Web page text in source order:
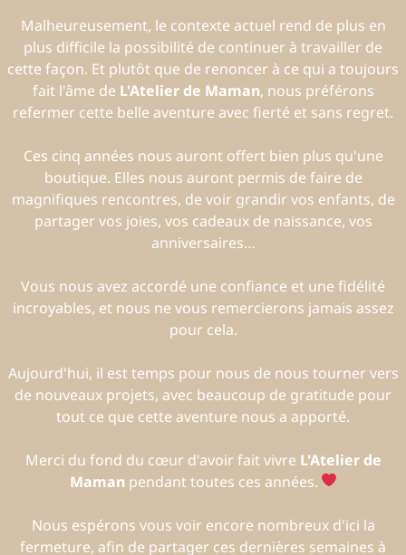
Malheureusement, le contexte actuel rend de plus en
plus difficile la possibilité de continuer à travailler de
cette façon. Et plutôt que de renoncer à ce qui a toujours
fait l'âme de L'Atelier de Maman, nous préférons
refermer cette belle aventure avec fierté et sans regret.
Ces cinq années nous auront offert bien plus qu'une
boutique. Elles nous auront permis de faire de
magnifiques rencontres, de voir grandir vos enfants, de
partager vos joies, vos cadeaux de naissance, vos
anniversaires…
Vous nous avez accordé une confiance et une fidélité
incroyables, et nous ne vous remercierons jamais assez
pour cela.
Aujourd'hui, il est temps pour nous de nous tourner vers
de nouveaux projets, avec beaucoup de gratitude pour
tout ce que cette aventure nous a apporté.
Merci du fond du cœur d'avoir fait vivre L'Atelier de
Maman pendant toutes ces années.
Nous espérons vous voir encore nombreux d'ici la
fermeture, afin de partager ces dernières semaines à